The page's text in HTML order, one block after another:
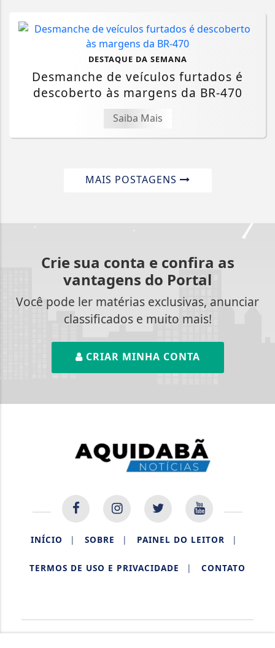
DESTAQUE DA SEMANA
Desmanche de veículos furtados é
descoberto às margens da BR-470
Saiba Mais
MAIS POSTAGENS
Crie sua conta e confira as
vantagens do Portal
Você pode ler matérias exclusivas, anunciar
classificados e muito mais!
CRIAR MINHA CONTA
INÍCIO | SOBRE | PAINEL DO LEITOR |
TERMOS DE USO E PRIVACIDADE | CONTATO
AQUIDABÃ NOTÍCIAS.